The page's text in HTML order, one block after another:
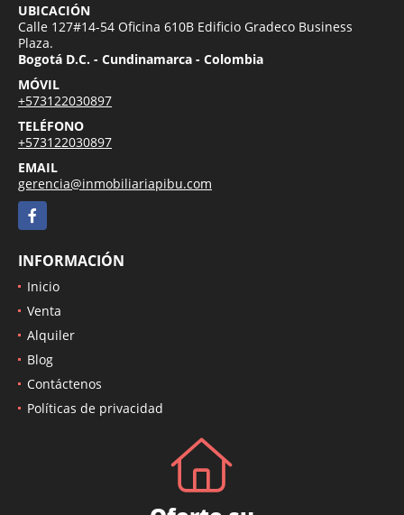
UBICACIÓN
Calle 127#14-54 Oficina 610B Edificio Gradeco Business
Plaza.
Bogotá D.C. - Cundinamarca - Colombia
MÓVIL
+573122030897
TELÉFONO
+573122030897
EMAIL
gerencia@inmobiliariapibu.com
Facebook
INFORMACIÓN
Inicio
Venta
Alquiler
Blog
Contáctenos
Políticas de privacidad